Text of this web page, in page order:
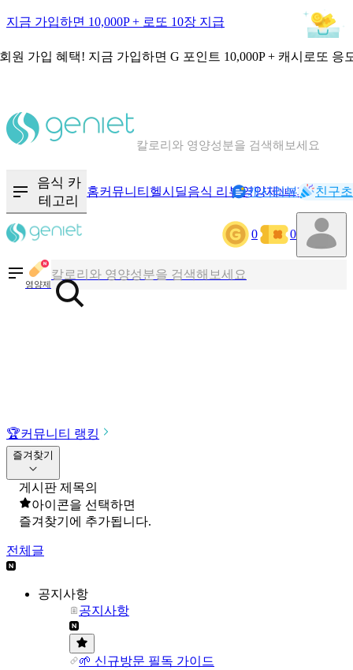
지금 가입하면 10,000P + 로또 10장 지급
원 가입 혜택! 지금 가입하면 G 포인트 10,000P + 캐시로또 응
칼로리와 영양성분을 검색해보세요
음식 카
테고리
홈커뮤니티 헬시딜음식 리뷰영양제NEW기록
캐시리뷰 친구
0 0
영양제
칼로리와 영양성분을 검색해보세요
혈당 · 다이어트 음식 검색해보세요
🏆커뮤니티 랭킹
즐겨찾기
게시판 제목의
아이콘을 선택하면
즐겨찾기에 추가됩니다.
전체글
공지사항
공지사항
🌱 신규방문 필독 가이드